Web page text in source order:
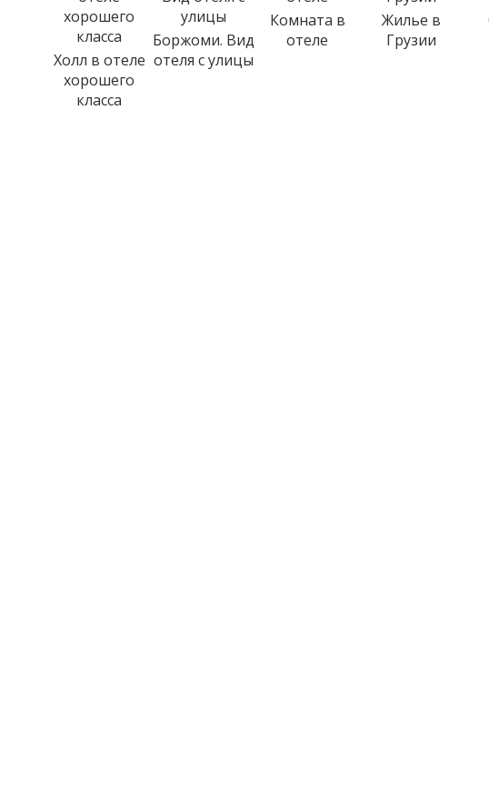
Холл в отеле
хорошего
класса
Боржоми. Вид
отеля с улицы
Комната в
отеле
Жилье в
Грузии